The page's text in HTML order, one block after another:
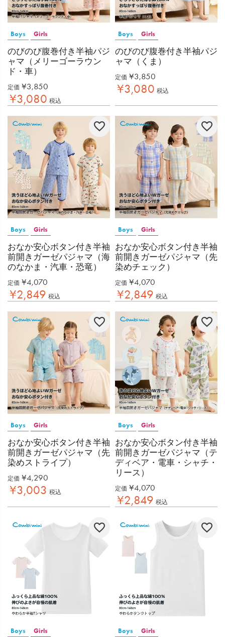
Boys Girls
のびのび腹巻付き半袖パジ
ャマ（メリーゴーラウン
ド・車）
定価 ¥3,850
¥3,080 税込
Boys Girls
のびのび腹巻付き半袖パジ
ャマ（くま）
定価 ¥3,850
¥3,080 税込
Boys Girls
おなか安心ボタン付き半袖
前開きガーゼパジャマ（海
のなかま・汽車・恐竜）
定価 ¥4,070
¥2,849 税込
Boys Girls
おなか安心ボタン付き半袖
前開きガーゼパジャマ（先
染めチェック）
定価 ¥4,070
¥2,849 税込
Boys Girls
おなか安心ボタン付き半袖
前開きガーゼパジャマ（先
染めストライプ）
定価 ¥4,290
¥3,003 税込
Boys Girls
おなか安心ボタン付き半袖
前開きガーゼパジャマ（テ
ディベア・電車・シャチ・
リース）
定価 ¥4,070
¥2,849 税込
Boys Girls Boys Girls